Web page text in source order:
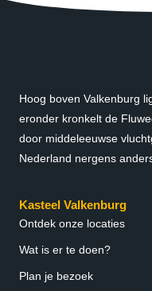
Hoog boven Valkenburg
eronder kronkelt de
door middeleeuwse
Nederland nergens
Kasteel Valkenburg
Ontdek onze locaties
Wat is er te doen?
Plan je bezoek